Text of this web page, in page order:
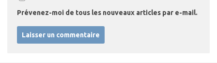
Prévenez-moi de tous les nouveaux articles par e-mail.